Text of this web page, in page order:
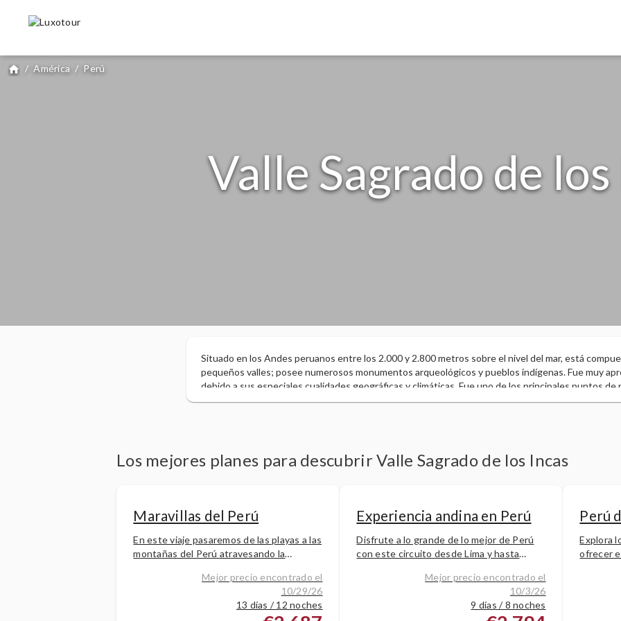
home / América / Perú
Valle Sagrado de
Situado en los Andes peruanos entre los 2.000 y 2.800 metros sobre el nivel del mar, está
pequeños valles; posee numerosos monumentos arqueológicos y pueblos indígenas. Fue muy
debido a sus especiales cualidades geográficas y climáticas. Fue uno de los principales puntos de
de sus tierras y lugar en donde se produce el mejor grano de maíz de Perú. En 2006 fue
Los mejores planes para descubrir Valle Sagrado de los Incas
Maravillas del Perú
En este viaje pasaremos de las playas a las
montañas del Perú atravesando la
ruta de 12 noches. Se visitarán los
Mejor precio encontrado el
10/29/26
13 días / 12 noches
Experiencia andina en Perú
Disfrute a lo grande de lo mejor de Perú
con este circuito desde Lima y hasta
coloniales, los remanentes de antiguas
Mejor precio encontrado el
10/3/26
9 días / 8 noches
Perú
Explora
ofrecer
cultura.